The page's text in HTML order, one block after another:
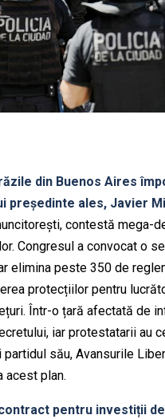
din Buenos Aires
președinte ales, Javier
contestă mega-
Congresul a convocat o
elimina peste 350 de
protecțiilor pentru
Într-o țară afectată de
iar protestatarii au
său, Avansurile
acest plan.
pentru investiții